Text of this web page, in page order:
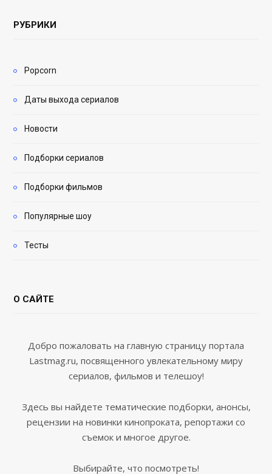
РУБРИКИ
Popcorn
Даты выхода сериалов
Новости
Подборки сериалов
Подборки фильмов
Популярные шоу
Тесты
О САЙТЕ
Добро пожаловать на главную страницу портала
Lastmag.ru, посвященного увлекательному миру
сериалов, фильмов и телешоу!
Здесь вы найдете тематические подборки, анонсы,
рецензии на новинки кинопроката, репортажи со
съемок и многое другое.
Выбирайте, что посмотреть!